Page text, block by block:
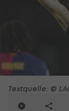
Textquelle: ©